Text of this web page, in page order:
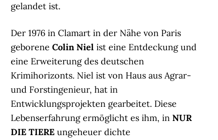
gelandet ist.
Der 1976 in Clamart in der Nähe von Paris
geboreneColin Niel ist eine Entdeckung und
eine Erweiterung des deutschen
Krimihorizonts. Niel ist von Haus aus Agrar-
und Forstingenieur, hat in
Entwicklungsprojekten gearbeitet. Diese
Lebenserfahrung ermöglicht es ihm, inNUR
DIE TIERE ungeheuer dichte